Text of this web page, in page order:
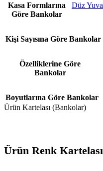
Kasa Formlarına
Göre Bankolar
Düz
Kişi Sayısına Göre Bankolar
Özelliklerine Göre
Bankolar
Boyutlarına Göre Bankolar
Ürün Kartelası (Bankolar)
Ürün Renk Kartelası